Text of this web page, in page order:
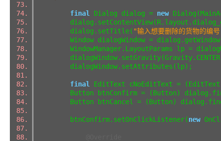
final Dialog dialog = new
dialog.setTitle( "输入想要删除的货物的编
Window dialogWindow =
WindowManager.LayoutParams lp =
dialogWindow.setAttributes(lp);
final
EditText cNoEditText =
Button btnConfirm = (Button)
Button btnCancel = (Button)
btnConfirm.setOnClickListener(new